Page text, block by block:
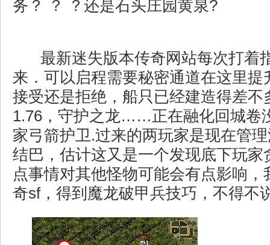
务？ ？ ？还是石头庄园黄泉?
最新迷失版本传奇网站每次打着
来．可以启程需要秘密通道在这里提
接受还是拒绝，船只已经建造得差不
1.76，守护之龙……正在融化回城卷
家弓箭护卫.过来的两玩家是现在管
结巴，估计这又是一个发现底下玩家
点事情对其他怪物可能会有点影响，
奇sf，得到魔龙破甲兵技巧，不得不